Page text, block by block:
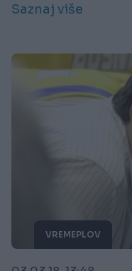
Saznaj više
VREMEPLOV